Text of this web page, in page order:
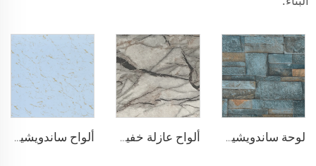
لوحة ساندويشية من الفولاذ المعزولة والعازلة للصوت بسماكة 50 مم من رغوة الـ EPS والعزل من البولي يوريثين للجدران والسقف ألواح عازلة خفيفة الوزن من الرغوة وسائط البوليسترين الألواح الساندويشية من رغوة الـ EPS للجدران في غرفة المعيشة ألواح ساندويشية من رغوة الـ EPS بطبقة من الألومنيوم بسماكة 50 مم بتصميم حديث للمنازل والفنادق